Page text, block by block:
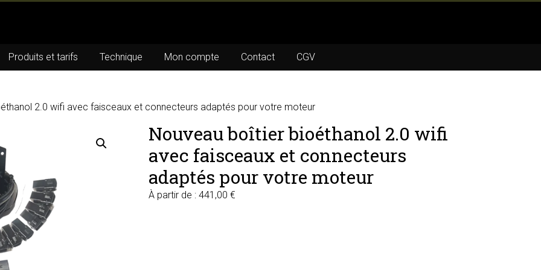
Produits et tarifs Technique Mon compte Contact CGV
2.0 wifi avec faisceaux et connecteurs adaptés pour votre moteur
Nouveau boîtier bioéthanol 2.0 wifi
avec faisceaux et connecteurs
adaptés pour votre moteur
À partir de : 441,00 €